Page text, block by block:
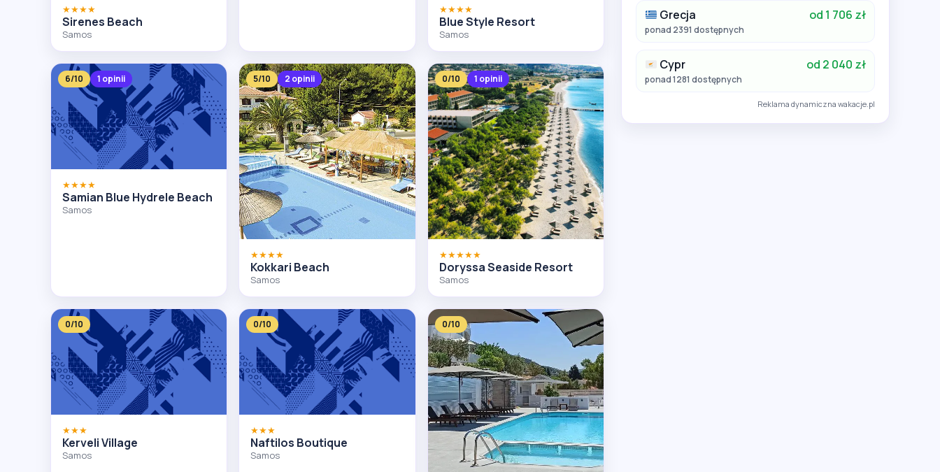
★★★★
Sirenes Beach
Samos
★★★★
Blue Style Resort
Samos
6/10 1 opinii
★★★★
Samian Blue Hydrele Beach
Samos
5/10 2 opinii
★★★★
Kokkari Beach
Samos
0/10 1 opinii
★★★★★
Doryssa Seaside Resort
Samos
0/10
★★★
Kerveli Village
Samos
0/10
★★★
Naftilos Boutique
Samos
0/10
Grecja od 1 706 zł
ponad 2391 dostępnych
Cypr od 2 040 zł
ponad 1281 dostępnych
Reklama dynamiczna wakacje.pl